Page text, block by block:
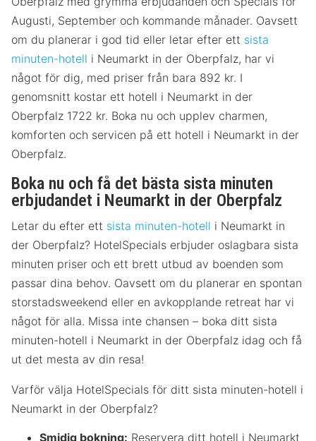
Augusti, September och kommande månader. Oavsett
om du planerar i god tid eller letar efter ett sista
minuten-hotell i Neumarkt in der Oberpfalz, har vi
något för dig, med priser från bara 892 kr. I
genomsnitt kostar ett hotell i Neumarkt in der
Oberpfalz 1722 kr. Boka nu och upplev charmen,
komforten och servicen på ett hotell i Neumarkt in der
Oberpfalz.
Boka nu och få det bästa sista minuten
erbjudandet i Neumarkt in der Oberpfalz
Letar du efter ett sista minuten-hotell i Neumarkt in
der Oberpfalz? HotelSpecials erbjuder oslagbara sista
minuten priser och ett brett utbud av boenden som
passar dina behov. Oavsett om du planerar en spontan
storstadsweekend eller en avkopplande retreat har vi
något för alla. Missa inte chansen – boka ditt sista
minuten-hotell i Neumarkt in der Oberpfalz idag och få
ut det mesta av din resa!
Varför välja HotelSpecials för ditt sista minuten-hotell i
Neumarkt in der Oberpfalz?
Smidig bokning: Reservera ditt hotell i Neumarkt